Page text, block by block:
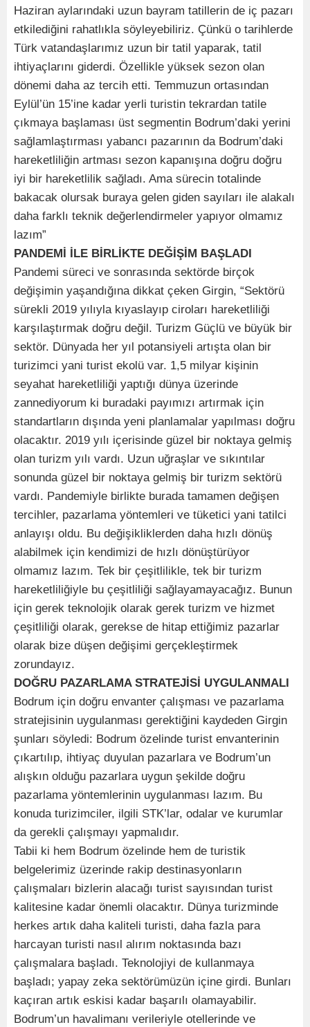
Haziran aylarındaki uzun bayram tatillerin de iç pazarı
etkilediğini rahatlıkla söyleyebiliriz. Çünkü o tarihlerde
Türk vatandaşlarımız uzun bir tatil yaparak, tatil
ihtiyaçlarını giderdi. Özellikle yüksek sezon olan
dönemi daha az tercih etti. Temmuzun ortasından
Eylül’ün 15’ine kadar yerli turistin tekrardan tatile
çıkmaya başlaması üst segmentin Bodrum’daki yerini
sağlamlaştırması yabancı pazarının da Bodrum’daki
hareketliliğin artması sezon kapanışına doğru doğru
iyi bir hareketlilik sağladı. Ama sürecin totalinde
bakacak olursak buraya gelen giden sayıları ile alakalı
daha farklı teknik değerlendirmeler yapıyor olmamız
lazım”
PANDEMİ İLE BİRLİKTE DEĞİŞİM BAŞLADI
Pandemi süreci ve sonrasında sektörde birçok
değişimin yaşandığına dikkat çeken Girgin, “Sektörü
sürekli 2019 yılıyla kıyaslayıp ciroları hareketliliği
karşılaştırmak doğru değil. Turizm Güçlü ve büyük bir
sektör. Dünyada her yıl potansiyeli artışta olan bir
turizimci yani turist ekolü var. 1,5 milyar kişinin
seyahat hareketliliği yaptığı dünya üzerinde
zannediyorum ki buradaki payımızı artırmak için
standartların dışında yeni planlamalar yapılması doğru
olacaktır. 2019 yılı içerisinde güzel bir noktaya gelmiş
olan turizm yılı vardı. Uzun uğraşlar ve sıkıntılar
sonunda güzel bir noktaya gelmiş bir turizm sektörü
vardı. Pandemiyle birlikte burada tamamen değişen
tercihler, pazarlama yöntemleri ve tüketici yani tatilci
anlayışı oldu. Bu değişikliklerden daha hızlı dönüş
alabilmek için kendimizi de hızlı dönüştürüyor
olmamız lazım. Tek bir çeşitlilikle, tek bir turizm
hareketliliğiyle bu çeşitliliği sağlayamayacağız. Bunun
için gerek teknolojik olarak gerek turizm ve hizmet
çeşitliliği olarak, gerekse de hitap ettiğimiz pazarlar
olarak bize düşen değişimi gerçekleştirmek
zorundayız.
DOĞRU PAZARLAMA STRATEJİSİ UYGULANMALI
Bodrum için doğru envanter çalışması ve pazarlama
stratejisinin uygulanması gerektiğini kaydeden Girgin
şunları söyledi: Bodrum özelinde turist envanterinin
çıkartılıp, ihtiyaç duyulan pazarlara ve Bodrum’un
alışkın olduğu pazarlara uygun şekilde doğru
pazarlama yöntemlerinin uygulanması lazım. Bu
konuda turizimciler, ilgili STK’lar, odalar ve kurumlar
da gerekli çalışmayı yapmalıdır.
Tabii ki hem Bodrum özelinde hem de turistik
belgelerimiz üzerinde rakip destinasyonların
çalışmaları bizlerin alacağı turist sayısından turist
kalitesine kadar önemli olacaktır. Dünya turizminde
herkes artık daha kaliteli turisti, daha fazla para
harcayan turisti nasıl alırım noktasında bazı
çalışmalara başladı. Teknolojiyi de kullanmaya
başladı; yapay zeka sektörümüzün içine girdi. Bunları
kaçıran artık eskisi kadar başarılı olamayabilir.
Bodrum’un havalimanı verileriyle otellerinde ve